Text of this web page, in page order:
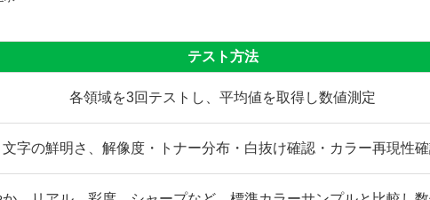
テスト方法
各領域を3回テストし、平均値を取得し数値測定
文字の鮮明さ、解像度・トナー分布・白抜け確認・カラー再現性